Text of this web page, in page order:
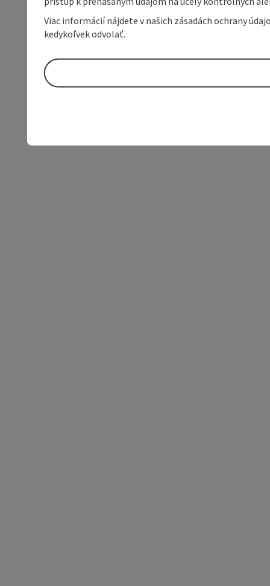
Viac informácií nájdete v našich zásadách ochrany
kedykoľvek odvolať.